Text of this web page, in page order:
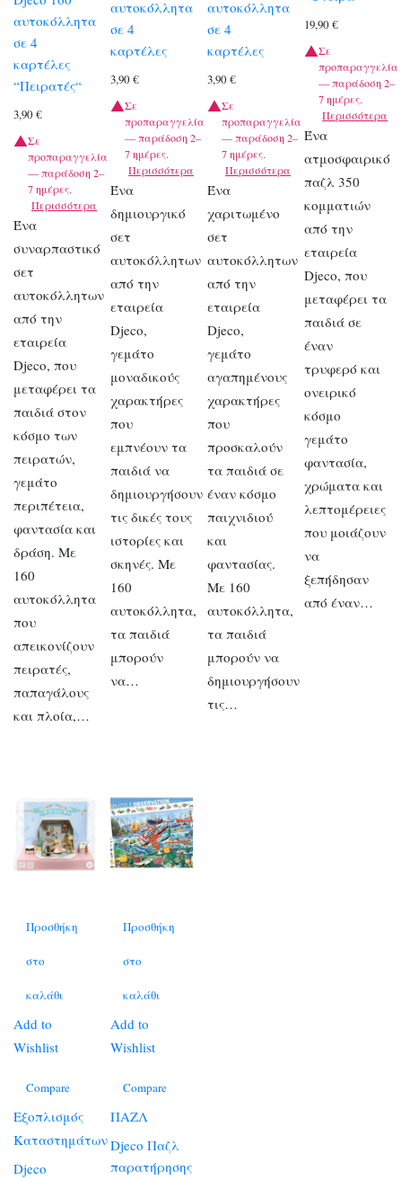
αυτοκόλλητα
σε 4
καρτέλες
“Πειρατές“
3,90 €
Σε
προπαραγγελία
— παράδοση 2–
7 ημέρες.
Περισσότερα
Ένα
συναρπαστικό
σετ
αυτοκόλλητων
από την
εταιρεία
Djeco, που
μεταφέρει τα
παιδιά στον
κόσμο των
πειρατών,
γεμάτο
περιπέτεια,
φαντασία και
δράση. Με
160
αυτοκόλλητα
που
απεικονίζουν
πειρατές,
παπαγάλους
και πλοία,…
αυτοκόλλητα
σε 4
καρτέλες
3,90€
Σε
προπαραγγελία
— παράδοση 2–
7 ημέρες.
Περισσότερα
Ένα
δημιουργικό
σετ
αυτοκόλλητων
από την
εταιρεία
Djeco,
γεμάτο
μοναδικούς
χαρακτήρες
που
εμπνέουν τα
παιδιά να
δημιουργήσουν
τις δικές τους
ιστορίες και
σκηνές. Με
160
αυτοκόλλητα,
τα παιδιά
μπορούν
να…
αυτοκόλλητα
σε 4
καρτέλες
3,90€
Σε
προπαραγγελία
— παράδοση 2–
7 ημέρες.
Περισσότερα
Ένα
χαριτωμένο
σετ
αυτοκόλλητων
από την
εταιρεία
Djeco,
γεμάτο
αγαπημένους
χαρακτήρες
που
προσκαλούν
τα παιδιά σε
έναν κόσμο
παιχνιδιού
και
φαντασίας.
Με 160
αυτοκόλλητα,
τα παιδιά
μπορούν να
δημιουργήσουν
τις…
19,90€
Σε
προπαραγγελία
— παράδοση 2–
7 ημέρες.
Περισσότερα
Ένα
ατμοσφαιρικό
παζλ 350
κομματιών
από την
εταιρεία
Djeco, που
μεταφέρει τα
παιδιά σε
έναν
τρυφερό και
ονειρικό
κόσμο
γεμάτο
φαντασία,
χρώματα και
λεπτομέρειες
που μοιάζουν
να
ξεπήδησαν
από έναν…
Προσθήκη
στο
καλάθι
Add to
Wishlist
Compare
Εξοπλισμός
Καταστημάτων
Djeco
Προσθήκη
στο
καλάθι
Add to
Wishlist
Compare
ΠΑΖΛ
Djeco Παζλ
παρατήρησης